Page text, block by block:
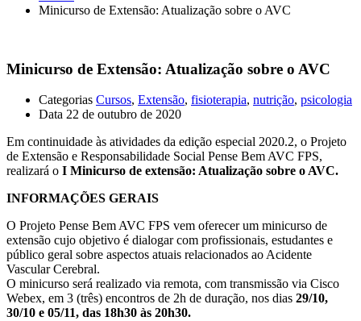
Minicurso de Extensão: Atualização sobre o AVC
Minicurso de Extensão: Atualização sobre o AVC
Categorias Cursos, Extensão, fisioterapia, nutrição, psicologia
Data 22 de outubro de 2020
Em continuidade às atividades da edição especial 2020.2, o Projeto
de Extensão e Responsabilidade Social Pense Bem AVC FPS,
realizará o I Minicurso de extensão: Atualização sobre o AVC.
INFORMAÇÕES GERAIS
O Projeto Pense Bem AVC FPS vem oferecer um minicurso de
extensão cujo objetivo é dialogar com profissionais, estudantes e
público geral sobre aspectos atuais relacionados ao Acidente
Vascular Cerebral.
O minicurso será realizado via remota, com transmissão via Cisco
Webex, em 3 (três) encontros de 2h de duração, nos dias 29/10,
30/10 e 05/11, das 18h30 às 20h30.